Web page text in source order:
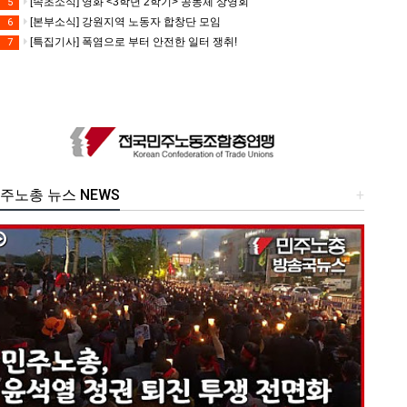
6 [본부소식] 강원지역 노동자 합창단 모임
7 [특집기사] 폭염으로 부터 안전한 일터 쟁취!
+
노총 뉴스 NEWS